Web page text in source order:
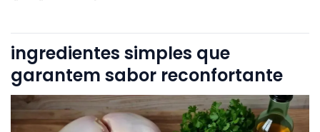
ingredientes simples que
garantem sabor reconfortante